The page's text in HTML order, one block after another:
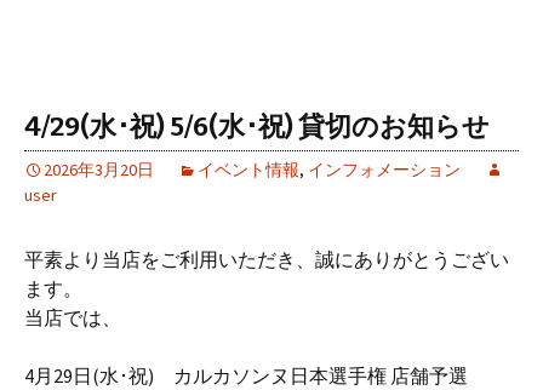
4/29(水･祝) 5/6(水･祝) 貸切のお知らせ
2026年3月20日 イベント情報, インフォメーション
user
平素より当店をご利用いただき、誠にありがとうござい
ます。
当店では、
4月29日(水･祝) カルカソンヌ日本選手権 店舗予選